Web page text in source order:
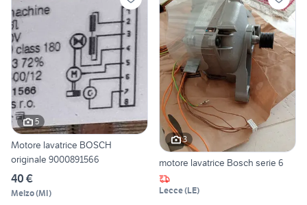
5
Motore lavatrice BOSCH
originale 9000891566
40 €
Melzo(MI)
3
motore lavatrice Bosch serie 6
Lecce(LE)